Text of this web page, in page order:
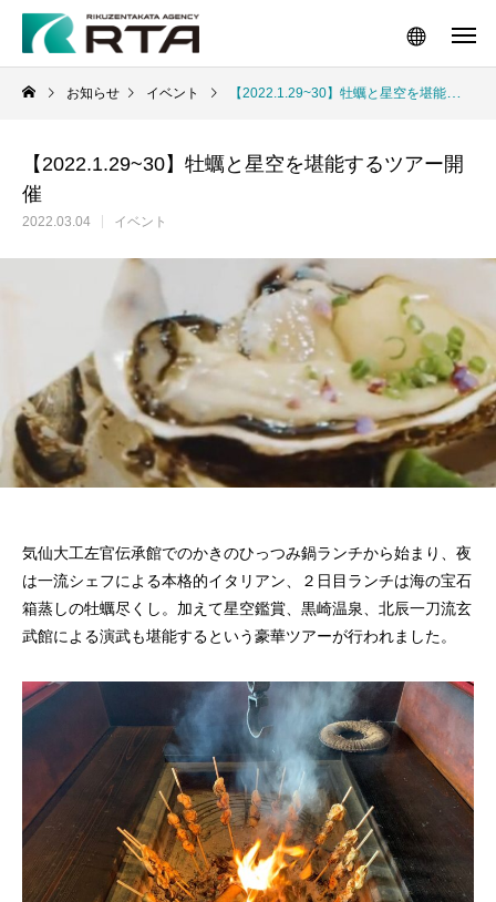
お知らせ イベント 【2022.1.29~30】牡蠣と星空を堪能するツアー開催
【2022.1.29~30】牡蠣と星空を堪能するツアー開
催
2022.03.04 イベント
気仙大工左官伝承館でのかきのひっつみ鍋ランチから始まり、夜
は一流シェフによる本格的イタリアン、２日目ランチは海の宝石
箱蒸しの牡蠣尽くし。加えて星空鑑賞、黒崎温泉、北辰一刀流玄
武館による演武も堪能するという豪華ツアーが行われました。